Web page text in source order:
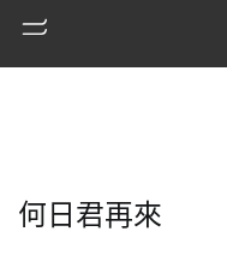
何日君再來